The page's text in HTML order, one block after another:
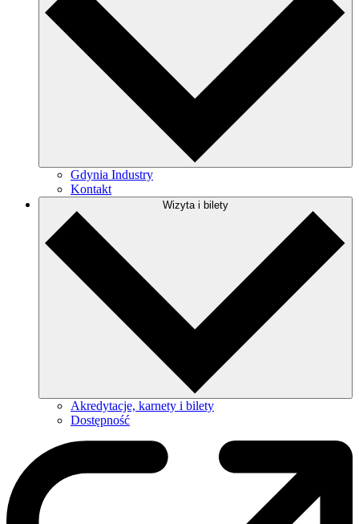
Gdynia Industry
Kontakt
Wizyta i bilety
Akredytacje, karnety i bilety
Dostępność